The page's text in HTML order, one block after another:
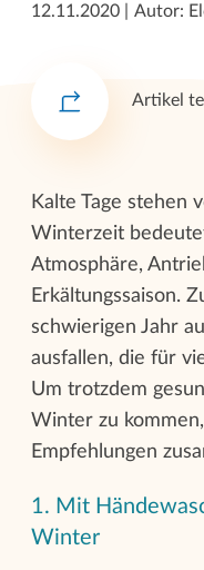
12.11.2020 Autor:
Artikel
Kalte Tage stehen
Winterzeit
Atmosphäre,
Erkältungssaison.
schwierigen Jahr
ausfallen, die für
Um trotzdem
Winter zu
Empfehlungen
1. Mit
Winter